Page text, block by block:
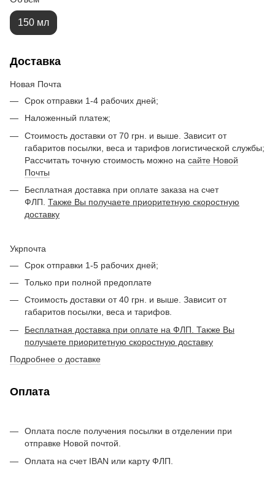
150 мл
Доставка
Новая Почта
Срок отправки 1-4 рабочих дней;
Наложенный платеж;
Стоимость доставки от 70 грн. и выше. Зависит от
габаритов посылки, веса и тарифов логистической службы;
Рассчитать точную стоимость можно на сайте Новой
Почты
Бесплатная доставка при оплате заказа на счет
ФЛП. Также Вы получаете приоритетную скоростную
доставку
Укрпочта
Срок отправки 1-5 рабочих дней;
Только при полной предоплате
Стоимость доставки от 40 грн. и выше. Зависит от
габаритов посылки, веса и тарифов.
Бесплатная доставка при оплате на ФЛП. Также Вы
получаете приоритетную скоростную доставку
Подробнее о доставке
Оплата
Оплата после получения посылки в отделении при
отправке Новой почтой.
Оплата на счет IBAN или карту ФЛП.